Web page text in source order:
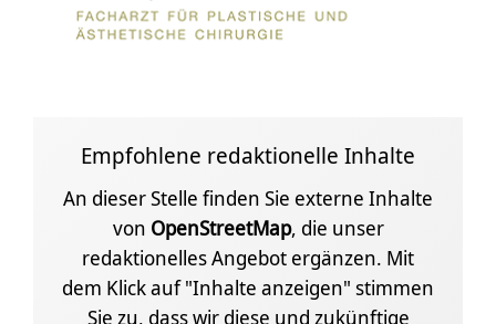
Empfohlene redaktionelle Inhalte
An dieser Stelle finden Sie externe Inhalte
von OpenStreetMap, die unser
redaktionelles Angebot ergänzen. Mit
dem Klick auf "Inhalte anzeigen" stimmen
Sie zu, dass wir diese und zukünftige